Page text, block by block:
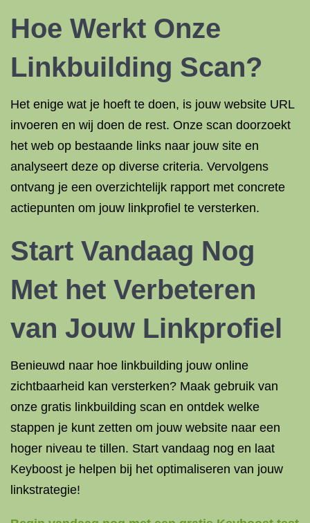
Hoe Werkt Onze
Linkbuilding Scan?
Het enige wat je hoeft te doen, is jouw website URL
invoeren en wij doen de rest. Onze scan doorzoekt
het web op bestaande links naar jouw site en
analyseert deze op diverse criteria. Vervolgens
ontvang je een overzichtelijk rapport met concrete
actiepunten om jouw linkprofiel te versterken.
Start Vandaag Nog
Met het Verbeteren
van Jouw Linkprofiel
Benieuwd naar hoe linkbuilding jouw online
zichtbaarheid kan versterken? Maak gebruik van
onze gratis linkbuilding scan en ontdek welke
stappen je kunt zetten om jouw website naar een
hoger niveau te tillen. Start vandaag nog en laat
Keyboost je helpen bij het optimaliseren van jouw
linkstrategie!